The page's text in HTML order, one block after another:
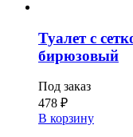
Туалет с
бирюзовый
Под заказ
478 ₽
В корзину